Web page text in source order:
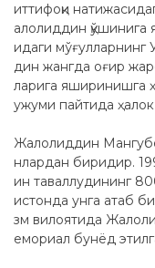
иттифоқи
алолиддин
идаги
дин жангда оғир
ларига яширинишга
ужуми пайтида
Жалолиддин
нлардан биридир.
ин таваллудининг
истонда унга атаб
зм вилоятида
емориал бунёд